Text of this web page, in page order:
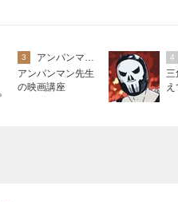
3
アンパンマン先生の映画講座
アンパンマン先生
の映画講座
4
三